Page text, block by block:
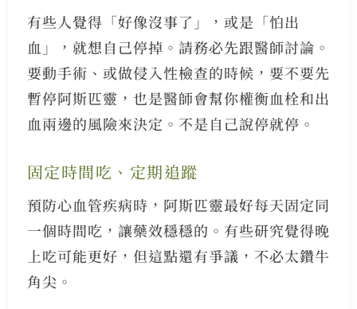
有些人覺得「好像沒事了」，或是「怕出
血」，就想自己停掉。請務必先跟醫師討論。
要動手術、或做侵入性檢查的時候，要不要先
暫停阿斯匹靈，也是醫師會幫你權衡血栓和出
血兩邊的風險來決定。不是自己說停就停。
固定時間吃、定期追蹤
預防心血管疾病時，阿斯匹靈最好每天固定同
一個時間吃，讓藥效穩穩的。有些研究覺得晚
上吃可能更好，但這點還有爭議，不必太鑽牛
角尖。